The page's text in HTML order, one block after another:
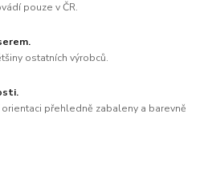
pouze v ČR.
ostatních výrobců.
přehledně zabaleny a barevně